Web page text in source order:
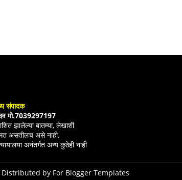
संपादक
मो.7039297197
झालेल्या बातम्या, लेखाशी
असतीलच असे नाही.
अनंतर्गत अन्य कुठेही नाही
by For Blogger Templates